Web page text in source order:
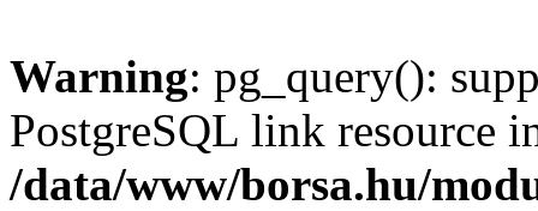
Warning: pg_query():
PostgreSQL link resource
/data/www/borsa.hu/